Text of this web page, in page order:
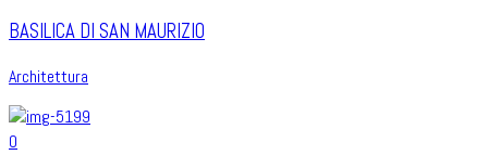
BASILICA DI SAN MAURIZIO
Architettura
0